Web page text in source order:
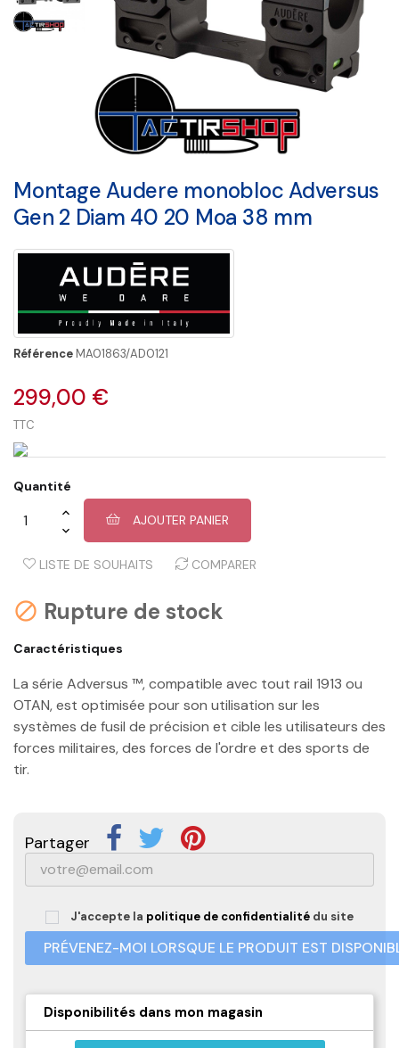
Montage Audere monobloc Adversus
Gen 2 Diam 40 20 Moa 38 mm
RéférenceMA01863/AD0121
299,00 €
TTC
Quantité
AJOUTER PANIER
LISTE DE SOUHAITS COMPARER
 Rupture de stock
Caractéristiques
La série Adversus ™, compatible avec tout rail 1913 ou
OTAN, est optimisée pour son utilisation sur les
systèmes de fusil de précision et cible les utilisateurs des
forces militaires, des forces de l'ordre et des sports de
tir.
Partager
J'accepte la politique de confidentialité du site
PRÉVENEZ-MOI LORSQUE LE PRODUIT EST
Disponibilités dans mon magasin